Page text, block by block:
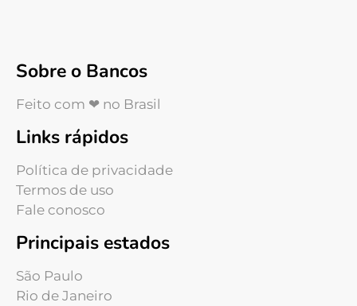
Sobre o Bancos
Feito com ❤ no Brasil
Links rápidos
Política de privacidade
Termos de uso
Fale conosco
Principais estados
São Paulo
Rio de Janeiro